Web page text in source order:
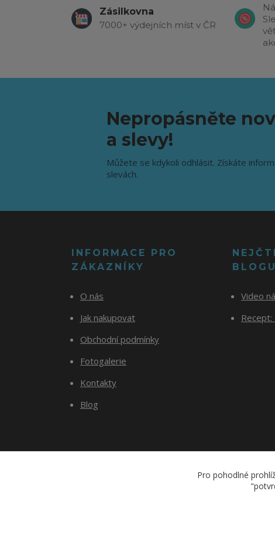
Zásilkovna
7000+ výdejních míst v ČR
Nepropásněte
a slevy!
Můžete se kdykoli odhlásit. Získáte
slevách.
INFORMACE PRO
ZÁKAZNÍKY
O nás
Jak nakupovat
Obchodní podmínky
Fotogalerie
Kontakty
Blog
BLOGU
Video
Pro pohodlné